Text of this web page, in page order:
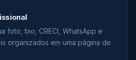
foto, bio, CRECI, WhatsApp e
organizados em uma página de